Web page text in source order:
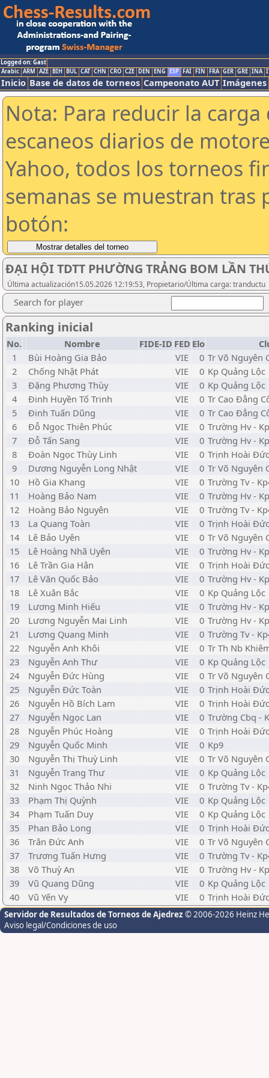
Logged on: Gast
Arabic ARM AZE BIH BUL CAT CHN CRO CZE DEN ENG ESP FAI FIN FRA GER GRE INA
Inicio Base de datos de torneos Campeonato AUT Imágenes
Nota: Para reducir la
escaneos diarios de
Yahoo, todos los torneos
semanas se muestran tras
botón:
ĐẠI HỘI TDTT PHƯỜNG TRẢNG BOM LẦN
Última actualización15.05.2026 12:19:53, Propietario/Última carga: tranductu
Search for player
Ranking inicial
No. Nombre FIDE-ID FED Elo
1
Bùi Hoàng Gia Bảo VIE 0 Tr Võ Nguyên
2
Chống Nhật Phát VIE 0 Kp Quảng Lộc
3
Đặng Phương Thùy VIE 0 Kp Quảng Lộc
4
Đinh Huyền Tố Trinh VIE 0 Tr Cao Đẳng
5
Đinh Tuấn Dũng VIE 0 Tr Cao Đẳng
6
Đỗ Ngọc Thiên Phúc VIE 0 Trường Hv -
7
Đỗ Tấn Sang VIE 0 Trường Hv -
8
Đoàn Ngọc Thùy Linh VIE 0 Trịnh Hoài Đức
9
Dương Nguyễn Long Nhật VIE 0 Tr Võ Nguyên
10
Hồ Gia Khang VIE 0 Trường Tv -
11
Hoàng Bảo Nam VIE 0 Trường Hv -
12
Hoàng Bảo Nguyên VIE 0 Trường Tv -
13
La Quang Toàn VIE 0 Trịnh Hoài Đức
14
Lê Bảo Uyên VIE 0 Tr Võ Nguyên
15
Lê Hoàng Nhã Uyên VIE 0 Trường Hv -
16
Lê Trần Gia Hân VIE 0 Trịnh Hoài Đức
17
Lê Văn Quốc Bảo VIE 0 Trường Hv -
18
Lê Xuân Bắc VIE 0 Kp Quảng Lộc
19
Lương Minh Hiếu VIE 0 Trường Hv -
20
Lương Nguyễn Mai Linh VIE 0 Trường Hv -
21
Lương Quang Minh VIE 0 Trường Tv -
22
Nguyễn Anh Khôi VIE 0 Tr Th Nb
23
Nguyễn Anh Thư VIE 0 Kp Quảng Lộc
24
Nguyễn Đức Hùng VIE 0 Tr Võ Nguyên
25
Nguyễn Đức Toàn VIE 0 Trịnh Hoài Đức
26
Nguyễn Hồ Bích Lam VIE 0 Trịnh Hoài Đức
27
Nguyễn Ngọc Lan VIE 0 Trường Cbq -
28
Nguyễn Phúc Hoàng VIE 0 Trịnh Hoài Đức
29
Nguyễn Quốc Minh VIE 0 Kp9
30
Nguyễn Thị Thuỳ Linh VIE 0 Tr Võ Nguyên
31
Nguyễn Trang Thư VIE 0 Kp Quảng Lộc
32
Ninh Ngọc Thảo Nhi VIE 0 Trường Tv -
33
Phạm Thị Quỳnh VIE 0 Kp Quảng Lộc
34
Phạm Tuấn Duy VIE 0 Kp Quảng Lộc
35
Phan Bảo Long VIE 0 Trịnh Hoài Đức
36
Trân Đức Anh VIE 0 Tr Võ Nguyên
37
Trương Tuấn Hưng VIE 0 Trường Tv -
38
Võ Thuỳ An VIE 0 Trường Hv -
39
Vũ Quang Dũng VIE 0 Kp Quảng Lộc
40
Vũ Yến Vy VIE 0 Trịnh Hoài Đức
Servidor de Resultados de Torneos de Ajedrez © 2006-2026 Heinz
Aviso legal/Condiciones de uso